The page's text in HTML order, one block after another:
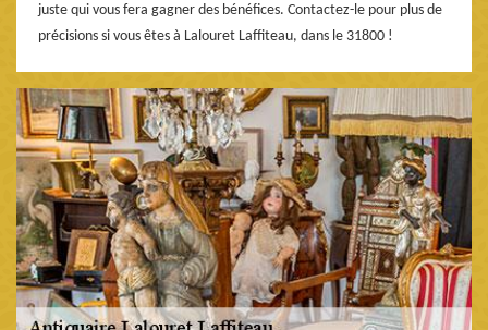
juste qui vous fera gagner des bénéfices. Contactez-le pour plus de
précisions si vous êtes à Lalouret Laffiteau, dans le 31800 !